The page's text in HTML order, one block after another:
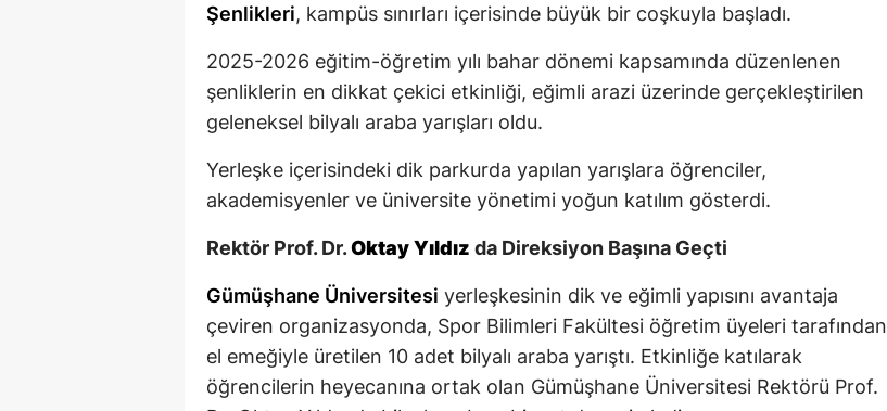
İstanbul
Kırklareli
Kırşehir
Kocaeli
Şenlikleri, kampüs sınırları içerisinde büyük bir coşkuyla başladı.
2025-2026 eğitim-öğretim yılı bahar dönemi kapsamında düzenlenen
şenliklerin en dikkat çekici etkinliği, eğimli arazi üzerinde gerçekleştirilen
geleneksel bilyalı araba yarışları oldu.
Yerleşke içerisindeki dik parkurda yapılan yarışlara öğrenciler,
akademisyenler ve üniversite yönetimi yoğun katılım gösterdi.
Rektör Prof. Dr.Oktay Yıldız da Direksiyon Başına Geçti
Gümüşhane Üniversitesi yerleşkesinin dik ve eğimli yapısını avantaja
çeviren organizasyonda, Spor Bilimleri Fakültesi öğretim üyeleri tarafından
el emeğiyle üretilen 10 adet bilyalı araba yarıştı. Etkinliğe katılarak
öğrencilerin heyecanına ortak olan Gümüşhane Üniversitesi Rektörü Prof.